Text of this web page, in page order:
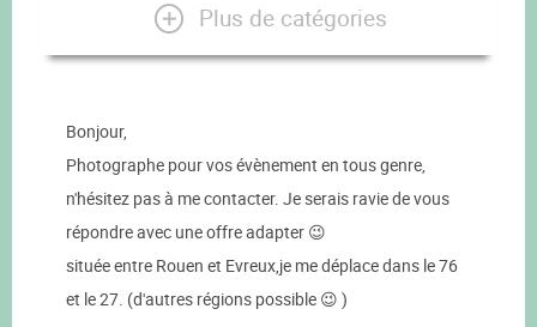
Plus de catégories
Bonjour,
Photographe pour vos évènement en tous genre,
n'hésitez pas à me contacter. Je serais ravie de vous
répondre avec une offre adapter 😉
située entre Rouen et Evreux,je me déplace dans le 76
et le 27. (d'autres régions possible 😉 )